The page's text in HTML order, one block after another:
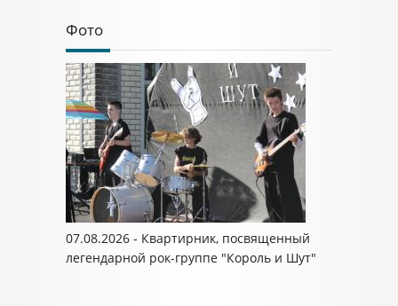
Фото
07.08.2026 - Квартирник, посвященный
легендарной рок-группе "Король и Шут"